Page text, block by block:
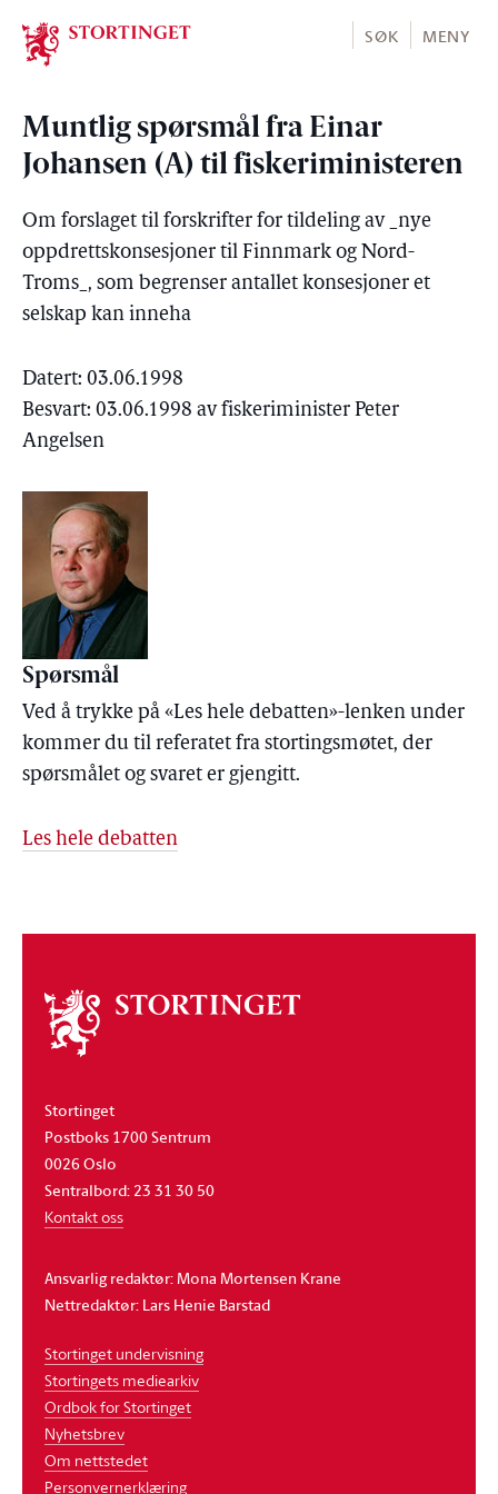
Stortinget.no
SØK MENY
Muntlig spørsmål fra Einar
Johansen (A) til fiskeriministeren
Om forslaget til forskrifter for tildeling av _nye
oppdrettskonsesjoner til Finnmark og Nord-
Troms_, som begrenser antallet konsesjoner et
selskap kan inneha
Datert: 03.06.1998
Besvart: 03.06.1998 av fiskeriminister Peter
Angelsen
Spørsmål
Ved å trykke på «Les hele debatten»-lenken under
kommer du til referatet fra stortingsmøtet, der
spørsmålet og svaret er gjengitt.
Les hele debatten
Om
stortinget
Stortinget
Postboks 1700 Sentrum
0026 Oslo
Sentralbord: 23 31 30 50
Kontakt oss
Ansvarlig redaktør: Mona Mortensen Krane
Nettredaktør: Lars Henie Barstad
Stortinget undervisning
Stortingets mediearkiv
Ordbok for Stortinget
Nyhetsbrev
Om nettstedet
Personvernerklæring